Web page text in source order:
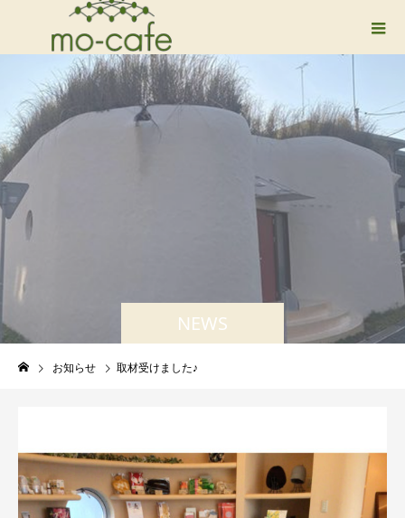
NEWS
お知らせ 取材受けました♪